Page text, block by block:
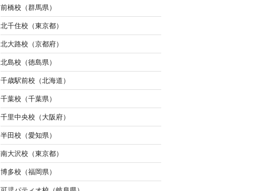
前橋校（群馬県）
北千住校（東京都）
北大路校（京都府）
北島校（徳島県）
千歳駅前校（北海道）
千葉校（千葉県）
千里中央校（大阪府）
半田校（愛知県）
南大沢校（東京都）
博多校（福岡県）